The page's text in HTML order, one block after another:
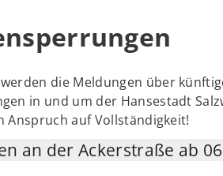
die Meldungen über
in und um der Hansestadt
Anspruch auf Vollständigkeit!
an der Ackerstraße ab